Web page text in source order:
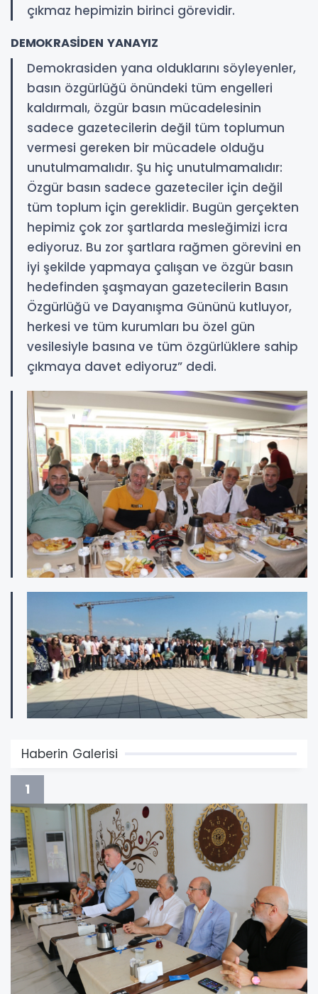
çıkmaz hepimizin birinci görevidir.
DEMOKRASİDEN YANAYIZ
Demokrasiden yana olduklarını söyleyenler,
basın özgürlüğü önündeki tüm engelleri
kaldırmalı, özgür basın mücadelesinin
sadece gazetecilerin değil tüm toplumun
vermesi gereken bir mücadele olduğu
unutulmamalıdır. Şu hiç unutulmamalıdır:
Özgür basın sadece gazeteciler için değil
tüm toplum için gereklidir. Bugün gerçekten
hepimiz çok zor şartlarda mesleğimizi icra
ediyoruz. Bu zor şartlara rağmen görevini en
iyi şekilde yapmaya çalışan ve özgür basın
hedefinden şaşmayan gazetecilerin Basın
Özgürlüğü ve Dayanışma Gününü kutluyor,
herkesi ve tüm kurumları bu özel gün
vesilesiyle basına ve tüm özgürlüklere sahip
çıkmaya davet ediyoruz” dedi.
Haberin Galerisi
1